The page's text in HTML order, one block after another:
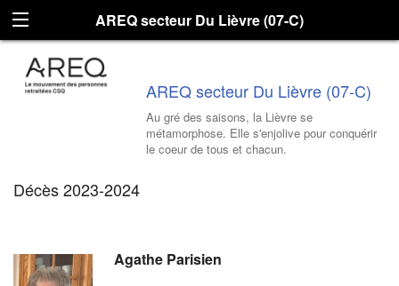
AREQ secteur Du Lièvre (07-C)
AREQ secteur Du Lièvre (07-C)
Au gré des saisons, la Lièvre se
métamorphose. Elle s'enjolive pour conquérir
le coeur de tous et chacun.
Décès 2023-2024
Agathe Parisien